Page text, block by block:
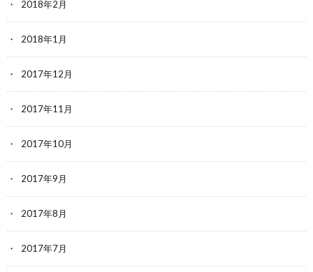
2018年2月
2018年1月
2017年12月
2017年11月
2017年10月
2017年9月
2017年8月
2017年7月